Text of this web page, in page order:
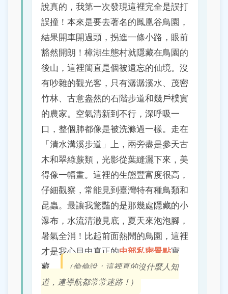
說真的，我第一次發現這裡完全是誤打
誤撞！本來是要去著名的鳳凰谷鳥園，
結果開車開過頭，拐進一條小路，眼前
豁然開朗！樟湖生態村就隱藏在鳥園的
後山，這裡簡直是個被遺忘的仙境。沒
有吵雜的觀光客，只有潺潺溪水、茂密
竹林、古意盎然的石階步道和幾戶樸實
的農家。空氣清新到不行，深呼吸一
口，整個肺都像是被洗滌過一樣。走在
「清水溝溪步道」上，兩旁盡是參天古
木和翠綠蕨類，光影從葉縫灑下來，美
得像一幅畫。這裡的生態豐富度很高，
仔細觀察，常能見到臺灣特有種鳥類和
昆蟲。最讓我驚豔的是那幾處隱藏的小
瀑布，水流清澈見底，夏天來泡泡腳，
暑氣全消！比起前面熱鬧的鳥園，這裡
才是我心目中真正的中部私密景點寶
藏。
(偷偷說：這裡真的沒什麼人知
道，連導航都常常迷路！)